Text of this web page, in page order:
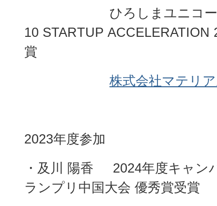
ひろしまユニコー
10 STARTUP ACCELERATION
賞
株式会社マテリ
2023年度参加
・及川 陽香 2024年度キャン
ランプリ中国大会 優秀賞受賞